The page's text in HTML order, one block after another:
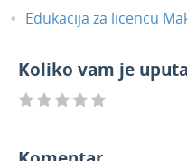
Edukacija za licencu
Koliko vam je